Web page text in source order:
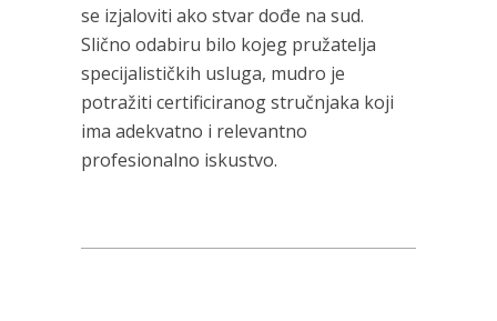
se izjaloviti ako stvar dođe na sud.
Slično odabiru bilo kojeg pružatelja
specijalističkih usluga, mudro je
potražiti certificiranog stručnjaka koji
ima adekvatno i relevantno
profesionalno iskustvo.